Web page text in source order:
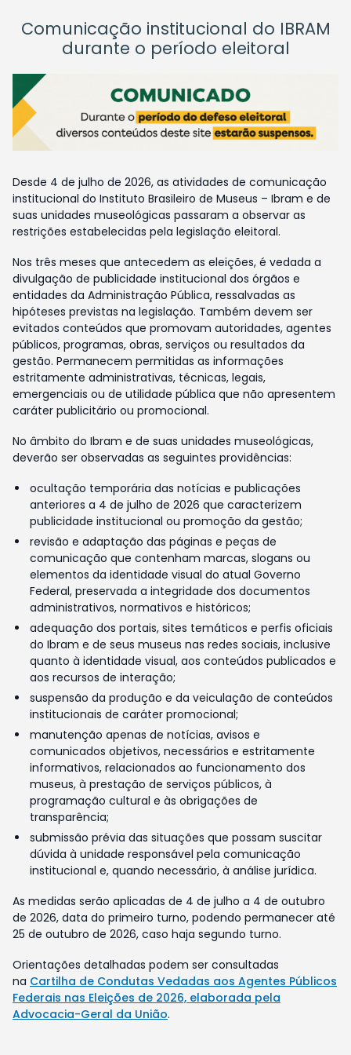
Comunicação institucional do IBRAM
durante o período eleitoral
Desde 4 de julho de 2026, as atividades de comunicação
institucional do Instituto Brasileiro de Museus – Ibram e de
suas unidades museológicas passaram a observar as
restrições estabelecidas pela legislação eleitoral.
Nos três meses que antecedem as eleições, é vedada a
divulgação de publicidade institucional dos órgãos e
entidades da Administração Pública, ressalvadas as
hipóteses previstas na legislação. Também devem ser
evitados conteúdos que promovam autoridades, agentes
públicos, programas, obras, serviços ou resultados da
gestão. Permanecem permitidas as informações
estritamente administrativas, técnicas, legais,
emergenciais ou de utilidade pública que não apresentem
caráter publicitário ou promocional.
No âmbito do Ibram e de suas unidades museológicas,
deverão ser observadas as seguintes providências:
ocultação temporária das notícias e publicações
anteriores a 4 de julho de 2026 que caracterizem
publicidade institucional ou promoção da gestão;
revisão e adaptação das páginas e peças de
comunicação que contenham marcas, slogans ou
elementos da identidade visual do atual Governo
Federal, preservada a integridade dos documentos
administrativos, normativos e históricos;
adequação dos portais, sites temáticos e perfis oficiais
do Ibram e de seus museus nas redes sociais, inclusive
quanto à identidade visual, aos conteúdos publicados e
aos recursos de interação;
suspensão da produção e da veiculação de conteúdos
institucionais de caráter promocional;
manutenção apenas de notícias, avisos e
comunicados objetivos, necessários e estritamente
informativos, relacionados ao funcionamento dos
museus, à prestação de serviços públicos, à
programação cultural e às obrigações de
transparência;
submissão prévia das situações que possam suscitar
dúvida à unidade responsável pela comunicação
institucional e, quando necessário, à análise jurídica.
As medidas serão aplicadas de 4 de julho a 4 de outubro
de 2026, data do primeiro turno, podendo permanecer até
25 de outubro de 2026, caso haja segundo turno.
Orientações detalhadas podem ser consultadas
na Cartilha de Condutas Vedadas aos Agentes Públicos
Federais nas Eleições de 2026, elaborada pela
Advocacia-Geral da União.